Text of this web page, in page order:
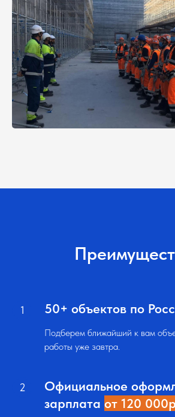
50+ объектов по
Подберем ближайший к вам
работы уже завтра.
Официальное
зарплата от 120